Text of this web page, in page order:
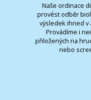
Naše ordinace
provést odběr
výsledek ihned v
Provádíme i
přiložených na
nebo